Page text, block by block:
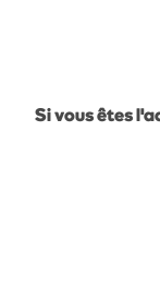
Si vous êtes